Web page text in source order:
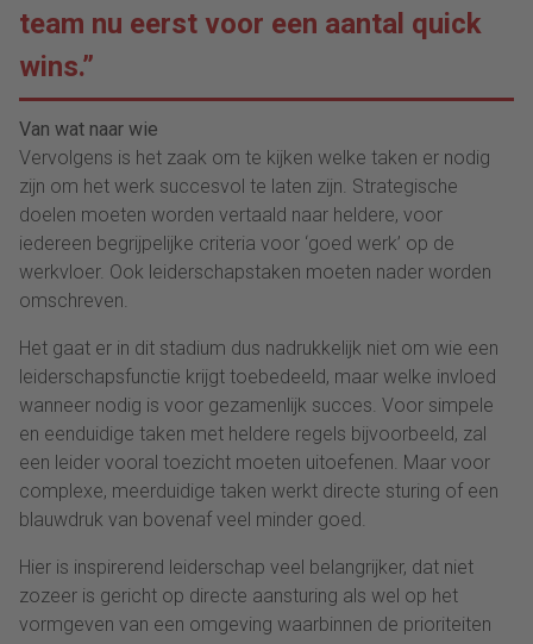
team nu eerst voor een aantal quick
wins.”
Van wat naar wie
Vervolgens is het zaak om te kijken welke taken er nodig
zijn om het werk succesvol te laten zijn. Strategische
doelen moeten worden vertaald naar heldere, voor
iedereen begrijpelijke criteria voor ‘goed werk’ op de
werkvloer. Ook leiderschapstaken moeten nader worden
omschreven.
Het gaat er in dit stadium dus nadrukkelijk niet om wie een
leiderschapsfunctie krijgt toebedeeld, maar welke invloed
wanneer nodig is voor gezamenlijk succes. Voor simpele
en eenduidige taken met heldere regels bijvoorbeeld, zal
een leider vooral toezicht moeten uitoefenen. Maar voor
complexe, meerduidige taken werkt directe sturing of een
blauwdruk van bovenaf veel minder goed.
Hier is inspirerend leiderschap veel belangrijker, dat niet
zozeer is gericht op directe aansturing als wel op het
vormgeven van een omgeving waarbinnen de prioriteiten